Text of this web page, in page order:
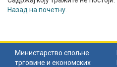
Назад на почетну
Министарство спољне
трговине и економских